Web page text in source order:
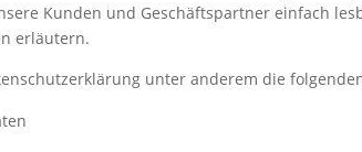
Kunden und Geschäftspartner einfach
erläutern.
unter anderem die